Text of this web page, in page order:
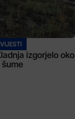
VIJESTI
izgorjelo oko